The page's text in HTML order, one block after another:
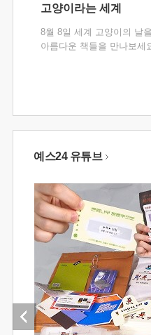
고양이라는 세계
8월 8일 세계 고양이의 날
아름다운 책들을 만나보세
예스24 유튜브